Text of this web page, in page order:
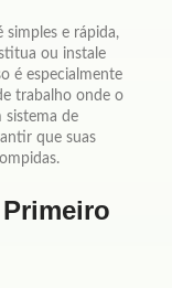
simples e rápida,
ou instale
é especialmente
trabalho onde o
sistema de
que suas